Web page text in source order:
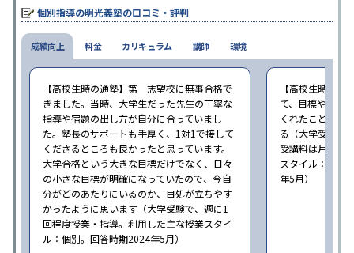
個別指導の明光義塾の口コミ・評判
成績向上
【高校生時の通塾】第一志望校に無事合格で
きました。当時、大学生だった先生の丁寧な
指導や宿題の出し方が自分に合っていまし
た。塾長のサポートも手厚く、1対1で接して
くださるところも良かったと思っています。
大学合格という大きな目標だけでなく、日々
の小さな目標が明確になっていたので、今自
分がどのあたりにいるのか、目処が立ちやす
かったように思います（大学受験で、週に1
回程度授業・指導。利用した主な授業スタイ
ル：個別。回答時期2024年5月）
【高校生時の通
て、目標や勉強
くれたことが、
る（大学受験で
受講料は月
スタイル：個別
年5月）
料金 カリキュラム 講師 環境